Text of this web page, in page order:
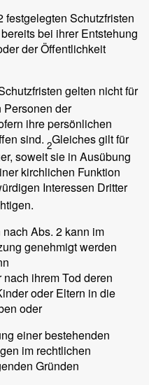
festgelegten Schutzfristen
bei ihrer Entstehung
der Öffentlichkeit
gelten nicht für
Personen der
ihre persönlichen
sind. 2Gleiches gilt für
soweit sie in Ausübung
kirchlichen Funktion
Interessen Dritter
Abs. 2 kann im
genehmigt werden
ihrem Tod deren
oder Eltern in die
oder
einer bestehenden
im rechtlichen
Gründen